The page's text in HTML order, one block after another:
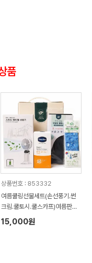
품
상품번호 : 853332
여름쿨링선물세트(손선풍기.썬
크림.쿨토시.쿨스카프)여름판촉.
선물.홍보
15,000원